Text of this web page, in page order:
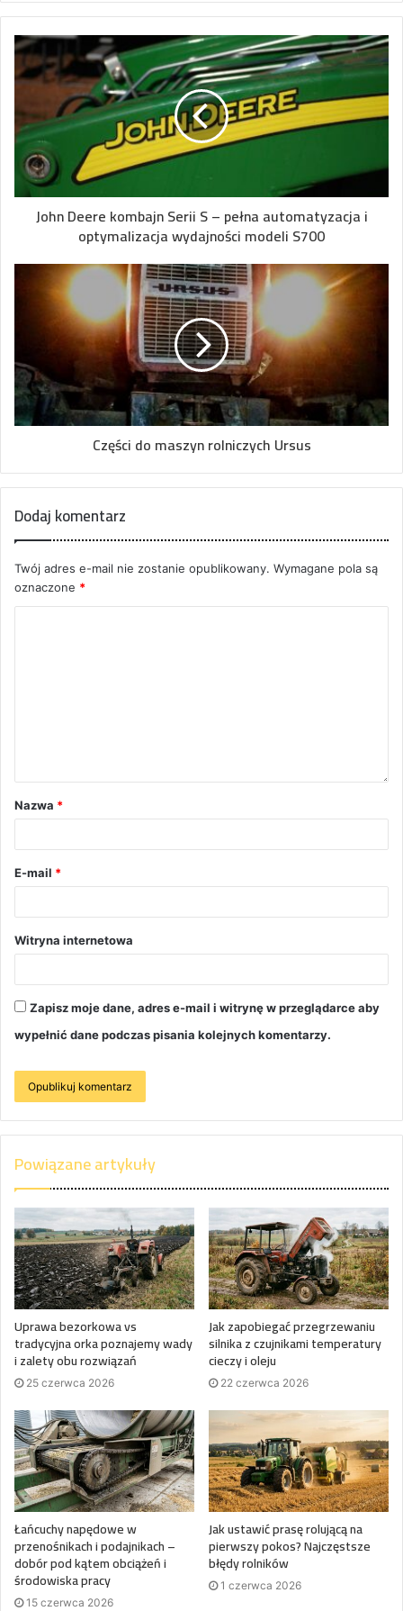
John Deere kombajn Serii S – pełna automatyzacja i
optymalizacja wydajności modeli S700
Części do maszyn rolniczych Ursus
Dodaj komentarz
Twój adres e-mail nie zostanie opublikowany. Wymagane pola są
oznaczone *
Nazwa *
E-mail *
Witryna internetowa
Zapisz moje dane, adres e-mail i witrynę w przeglądarce aby
wypełnić dane podczas pisania kolejnych komentarzy.
Powiązane artykuły
Uprawa bezorkowa vs
tradycyjna orka poznajemy wady
i zalety obu rozwiązań
25 czerwca 2026
Jak zapobiegać przegrzewaniu
silnika z czujnikami temperatury
cieczy i oleju
22 czerwca 2026
Łańcuchy napędowe w
przenośnikach i podajnikach –
dobór pod kątem obciążeń i
środowiska pracy
15 czerwca 2026
Jak ustawić prasę rolującą na
pierwszy pokos? Najczęstsze
błędy rolników
1 czerwca 2026